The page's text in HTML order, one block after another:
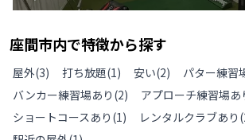
座間市内で特徴から探す
屋外(3) 打ち放題(1) 安い(2) パター練習
バンカー練習場あり (2) アプローチ練習場あ
ショートコースあり (1) レンタルクラブあり (